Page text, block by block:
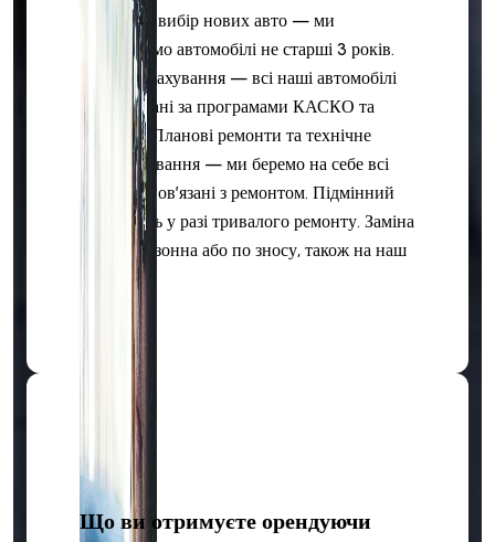
Широкий вибір нових авто — ми
пропонуємо автомобілі не старші 3 років.
Повне страхування — всі наші автомобілі
застраховані за програмами КАСКО та
ОСЦПВ. Планові ремонти та технічне
обслуговування — ми беремо на себе всі
витрати, пов’язані з ремонтом. Підмінний
автомобіль у разі тривалого ремонту. Заміна
шин — сезонна або по зносу, також на наш
рахунок.
Що ви отримуєте орендуючи